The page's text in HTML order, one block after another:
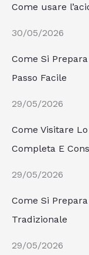
Come usare
30/05/2026
Come Si
Passo Facile
29/05/2026
Come Visitare
Completa E
29/05/2026
Come Si
Tradizionale
29/05/2026